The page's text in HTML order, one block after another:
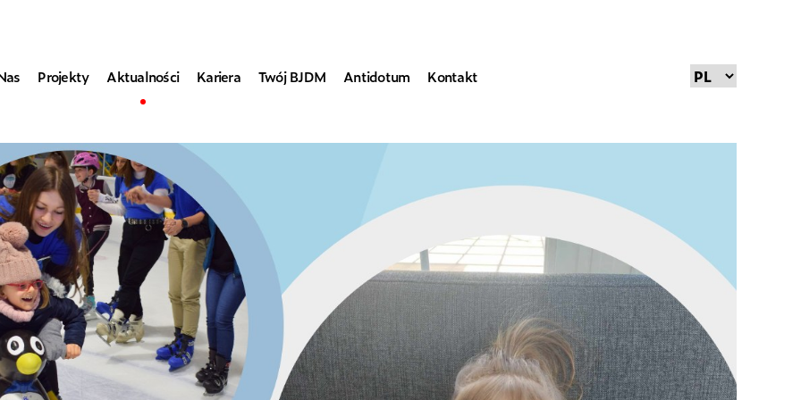
Projekty Aktualności Kariera Twój BJDM Antidotum Kontakt